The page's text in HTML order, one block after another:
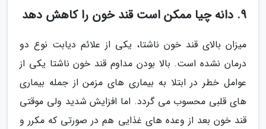
9. دانه چیا ممکن است قند خون را کاهش دهد
میزان بالای قند خون ناشتا، یکی از علائم دیابت نوع دو
درمان نشده است. بالا بودن مداوم قند خون ناشتا یکی از
عوامل خطر در ابتلا به بیماری های مزمن از جمله بیماری
های قلبی محسوب می گردد. اما افزایش شدید ولی موقتی
قند خون بعد از وعده های غذایی هم در صورتی که مکرر و